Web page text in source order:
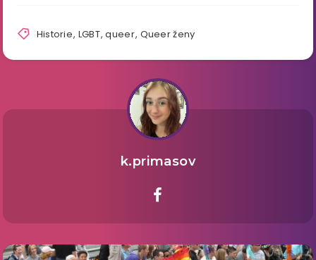
Historie, LGBT,queer, Queer ženy
k.primasov